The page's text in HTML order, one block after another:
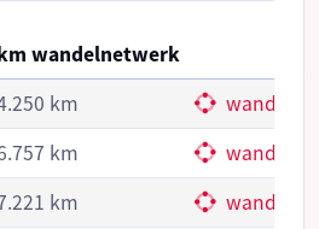
wandelnetwerk
km
km
km